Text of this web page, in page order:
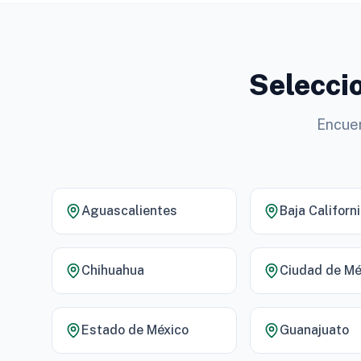
Aguascalientes Baja
Chihuahua Ciudad de
Estado de México Guanajuato